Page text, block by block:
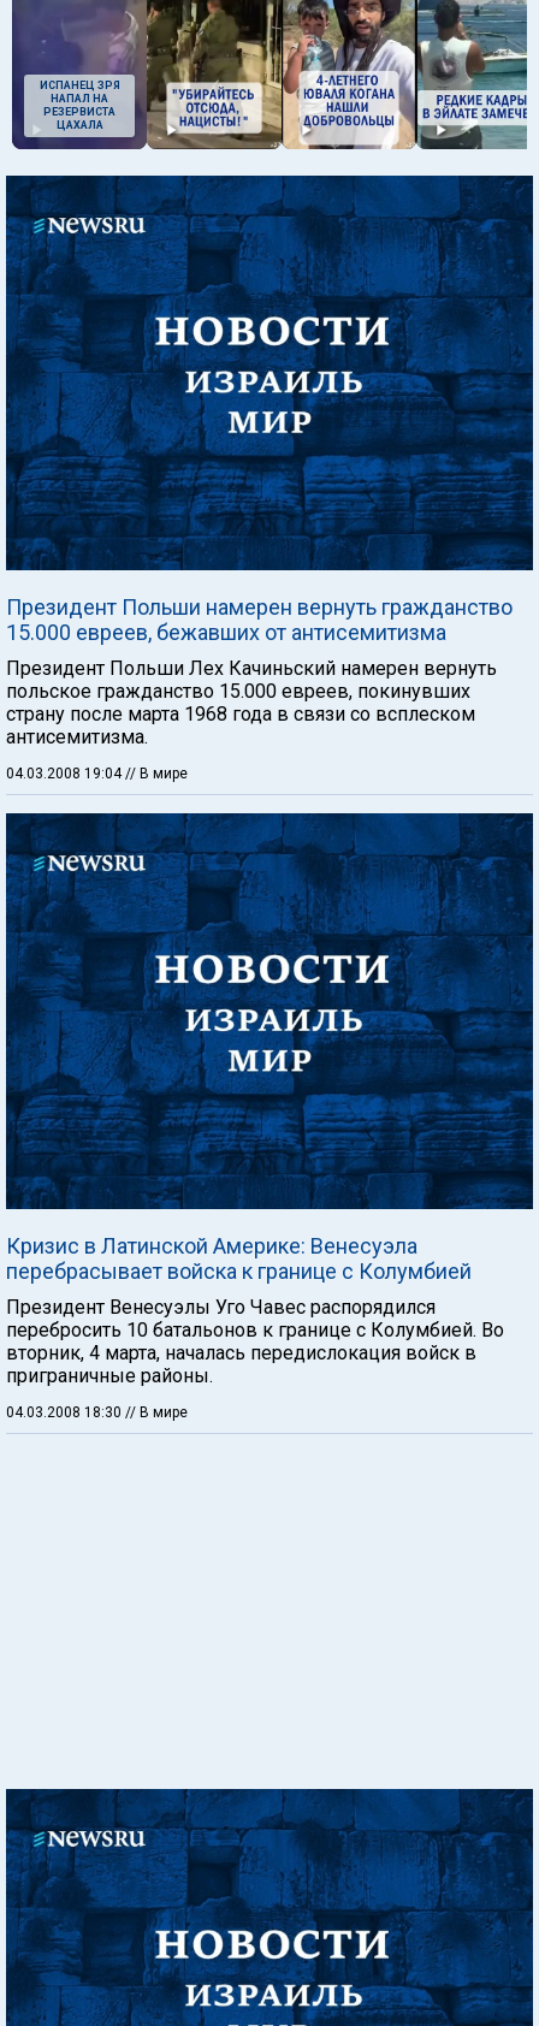
ИСПАНЕЦ ЗРЯ
НАПАЛ НА
РЕЗЕРВИСТА
ЦАХАЛА
Президент Польши намерен вернуть гражданство
15.000 евреев, бежавших от антисемитизма
Президент Польши Лех Качиньский намерен вернуть
польское гражданство 15.000 евреев, покинувших
страну после марта 1968 года в связи со всплеском
антисемитизма.
04.03.2008 19:04// В мире
Кризис в Латинской Америке: Венесуэла
перебрасывает войска к границе с Колумбией
Президент Венесуэлы Уго Чавес распорядился
перебросить 10 батальонов к границе с Колумбией. Во
вторник, 4 марта, началась передислокация войск в
приграничные районы.
04.03.2008 18:30 // В мире